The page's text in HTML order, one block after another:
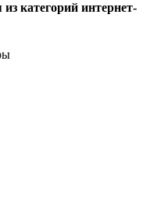
категорий интернет-